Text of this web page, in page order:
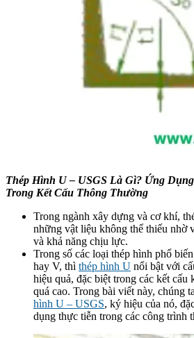
Thép Hình U – USGS Là Gì? Ứng
Trong Kết Cấu Thông Thường
Trong ngành xây dựng và cơ khí,
những vật liệu không thể thiếu nhờ
và khả năng chịu lực.
Trong số các loại thép hình phổ
hay V, thì thép hình U nổi bật với
hiệu quả, đặc biệt trong các kết cấu
quá cao. Trong bài viết này, chúng
hình U – USGS, ký hiệu của nó,
dụng thực tiễn trong các công trình